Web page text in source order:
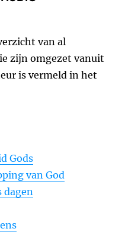
van al
zijn omgezet vanuit
is vermeld in het
Gods
van God
dagen